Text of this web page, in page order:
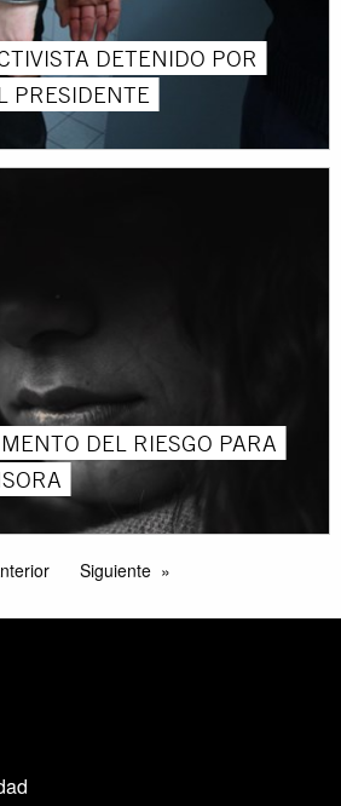
DETENIDO POR
PRESIDENTE
DEL RIESGO PARA
Siguiente